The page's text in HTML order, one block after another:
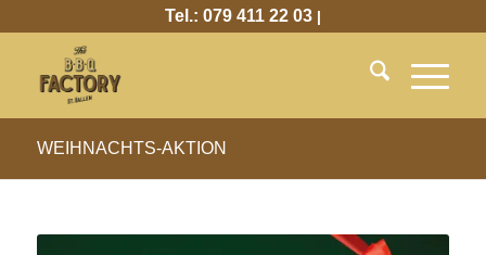
Tel.: 079 411 22 03|
WEIHNACHTS-AKTION